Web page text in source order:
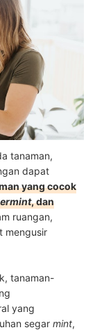
tanaman,
dapat
yang cocok
, dan
ruangan,
mengusir
tanaman-
yang
segar mint,